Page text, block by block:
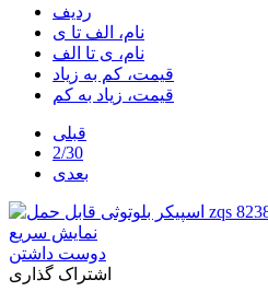
ردیف
نام، الف تا ی
نام، ی تا الف
قیمت، کم به زیاد
قیمت، زیاد به کم
قبلی
2/30
بعدی
نمایش سریع
دوست داشتن
اشتراک گذاری